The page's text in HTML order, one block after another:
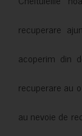
recuperare
acoperim din
recuperare au
au nevoie de